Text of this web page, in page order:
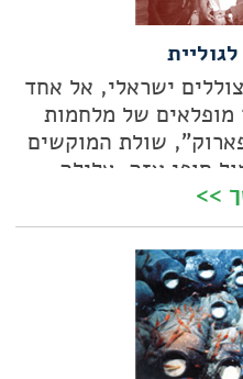
צוללים ישראלי, אל אחד
מופלאים של מלחמות
שולת המוקשים
חופי עזה. צלילה
קץ לוויכוח בן כמה
>>